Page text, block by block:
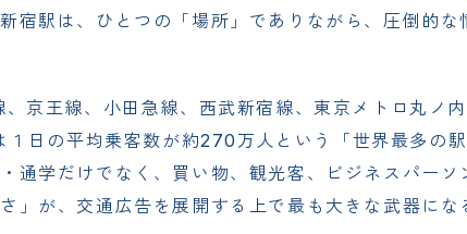
宿駅は、ひとつの「場所」でありながら、圧倒的
京王線、小田急線、西武新宿線、東京メトロ丸ノ
１日の平均乗客数が約270万人という「世界最多
通学だけでなく、買い物、観光客、ビジネスパー
」が、交通広告を展開する上で最も大きな武器にな